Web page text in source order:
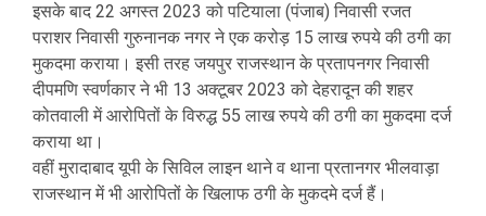
इसके बाद 22 अगस्त 2023 को पटियाला (पंजाब) निवासी रजत
पराशर निवासी गुरुनानक नगर ने एक करोड़ 15 लाख रुपये की ठगी का
मुकदमा कराया। इसी तरह जयपुर राजस्थान के प्रतापनगर निवासी
दीपमणि स्वर्णकार ने भी 13 अक्टूबर 2023 को देहरादून की शहर
कोतवाली में आरोपितों के विरुद्ध 55 लाख रुपये की ठगी का मुकदमा दर्ज
कराया था।
वहीं मुरादाबाद यूपी के सिविल लाइन थाने व थाना प्रतानगर भीलवाड़ा
राजस्थान में भी आरोपितों के खिलाफ ठगी के मुकदमे दर्ज हैं।